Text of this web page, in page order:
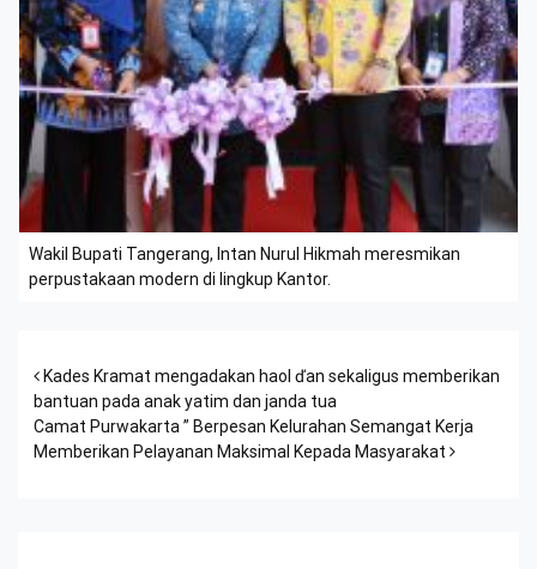
Wakil Bupati Tangerang, Intan Nurul Hikmah meresmikan
perpustakaan modern di lingkup Kantor.
Post navigation
Kades Kramat mengadakan haol ďan sekaligus memberikan
bantuan pada anak yatim dan janda tua
Camat Purwakarta ” Berpesan Kelurahan Semangat Kerja
Memberikan Pelayanan Maksimal Kepada Masyarakat